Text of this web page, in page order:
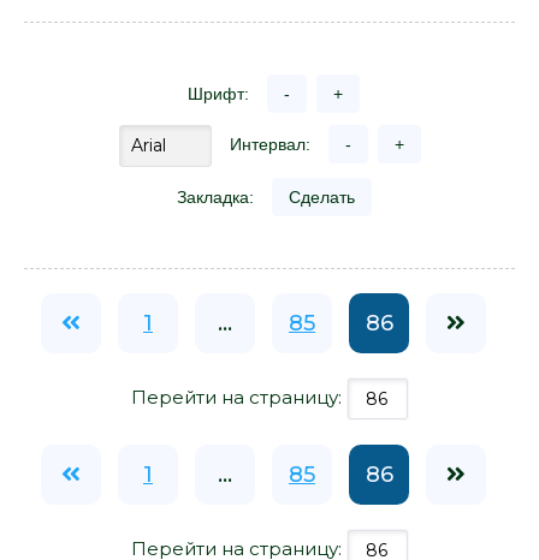
Шрифт: - +
Интервал: - +
Закладка: Сделать
1 ... 85 86
Перейти на страницу:
1 ... 85 86
Перейти на страницу: